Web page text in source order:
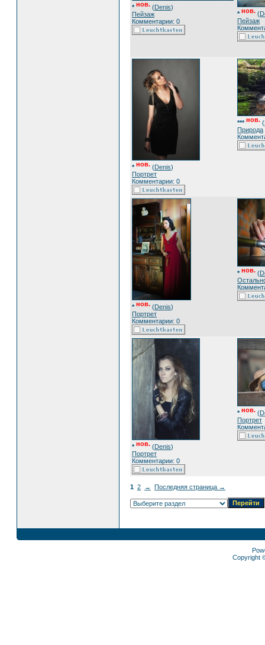
* нов. (Denis)
Пейзаж
Комментарии: 0
* нов. (
Пейзаж
* нов. (Denis)
Портрет
Комментарии: 0
*** нов. (
Природа
* нов. (Denis)
Портрет
Комментарии: 0
* нов. (
* нов. (Denis)
Портрет
Комментарии: 0
* нов. (
Портрет
1 2 → Последняя страница →
Copyright